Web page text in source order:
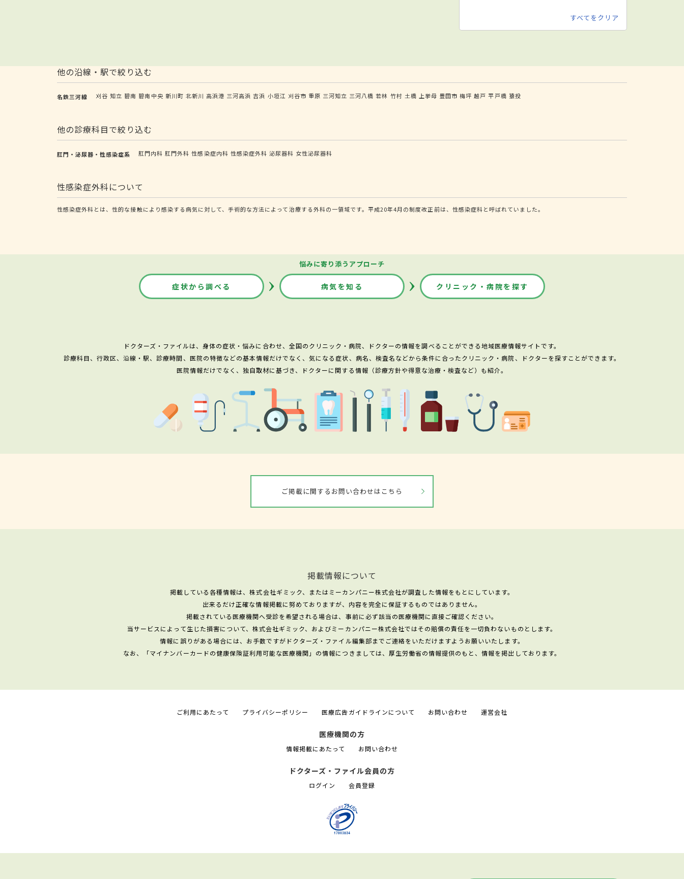
すべてをクリア
他の沿線・駅で絞り込む
名鉄三河線 刈谷 知立 碧南 碧南中央 新川町 北新川 高浜港 三河高浜 吉浜 小垣江 刈谷市 重原 三河知立 三河八橋 若林 竹村 土橋 上挙母 豊田市 梅坪 越戸 平戸橋 猿投
他の診療科目で絞り込む
肛門・泌尿器・性感染症系 肛門内科 肛門外科 性感染症内科 性感染症外科 泌尿器科 女性泌尿器科
性感染症外科について
性感染症外科とは、性的な接触により感染する病気に対して、手術的な方法によって治療する外科の一領域です。平成20年4月の制度改正前は、性感染症科と呼ばれていました。
悩みに寄り添うアプローチ
症状から調べる 病気を知る クリニック・病院を探す
ドクターズ・ファイルは、身体の症状・悩みに合わせ、全国のクリニック・病院、ドクターの情報を調べることができる地域医療情報サイトです。
診療科目、行政区、沿線・駅、診療時間、医院の特徴などの基本情報だけでなく、気になる症状、病名、検査名などから条件に合ったクリニック・病院、ドクターを探すことができます。
医院情報だけでなく、独自取材に基づき、ドクターに関する情報（診療方針や得意な治療・検査など）も紹介。
ご掲載に関するお問い合わせはこちら
掲載情報について
掲載している各種情報は、株式会社ギミック、またはミーカンパニー株式会社が調査した情報をもとにしています。
出来るだけ正確な情報掲載に努めておりますが、内容を完全に保証するものではありません。
掲載されている医療機関へ受診を希望される場合は、事前に必ず該当の医療機関に直接ご確認ください。
当サービスによって生じた損害について、株式会社ギミック、およびミーカンパニー株式会社ではその賠償の責任を一切負わないものとします。
情報に誤りがある場合には、お手数ですがドクターズ・ファイル編集部までご連絡をいただけますようお願いいたします。
なお、「マイナンバーカードの健康保険証利用可能な医療機関」の情報につきましては、厚生労働省の情報提供のもと、情報を掲出しております。
ご利用にあたって プライバシーポリシー 医療広告ガイドラインについて お問い合わせ 運営会社
医療機関の方
情報掲載にあたって お問い合わせ
ドクターズ・ファイル会員の方
ログイン 会員登録